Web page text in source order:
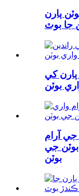
ٻارن
جا بوٽ
کي
بوٽن
جي آرام
جي
بوٽن